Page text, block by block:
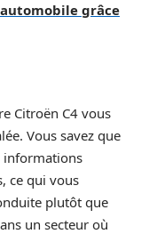
grâce
Citroën C4 vous
Vous savez que
informations
ce qui vous
plutôt que
un secteur où